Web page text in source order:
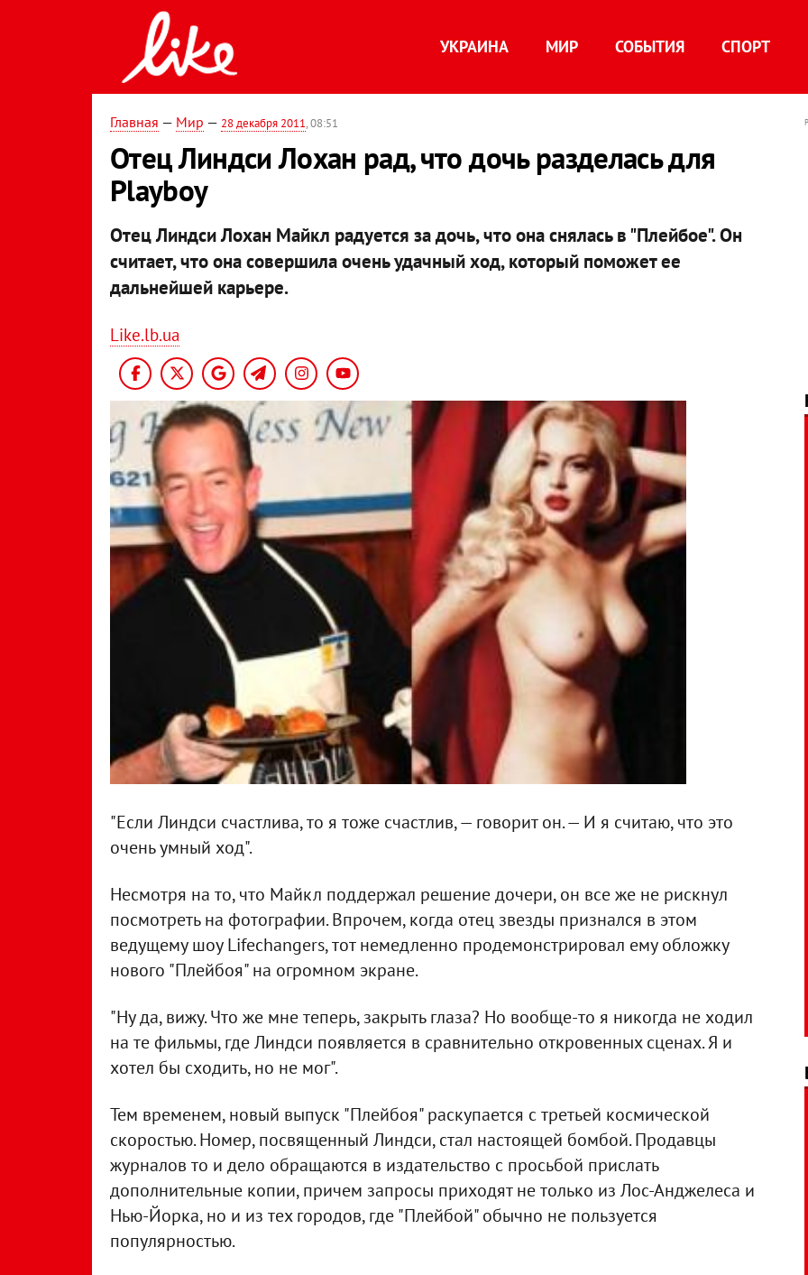
УКРАИНА МИР СОБЫТИЯ СПОРТ
Главная — Мир — 28 декабря 2011, 08:51
Отец Линдси Лохан рад, что дочь разделась для
Playboy
Отец Линдси Лохан Майкл радуется за дочь, что она снялась в "Плейбое". Он
считает, что она совершила очень удачный ход, который поможет ее
дальнейшей карьере.
Like.lb.ua
"Если Линдси счастлива, то я тоже счастлив, — говорит он. — И я считаю, что это
очень умный ход".
Несмотря на то, что Майкл поддержал решение дочери, он все же не рискнул
посмотреть на фотографии. Впрочем, когда отец звезды признался в этом
ведущему шоу Lifechangers, тот немедленно продемонстрировал ему обложку
нового "Плейбоя" на огромном экране.
"Ну да, вижу. Что же мне теперь, закрыть глаза? Но вообще-то я никогда не ходил
на те фильмы, где Линдси появляется в сравнительно откровенных сценах. Я и
хотел бы сходить, но не мог".
Тем временем, новый выпуск "Плейбоя" раскупается с третьей космической
скоростью. Номер, посвященный Линдси, стал настоящей бомбой. Продавцы
журналов то и дело обращаются в издательство с просьбой прислать
дополнительные копии, причем запросы приходят не только из Лос-Анджелеса и
Нью-Йорка, но и из тех городов, где "Плейбой" обычно не пользуется
популярностью.